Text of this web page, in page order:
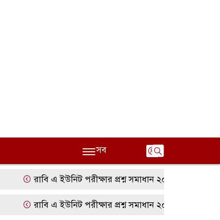
সব
রাবি এ ইউনিট পরীক্ষার প্রশ্ন সমাধান ২০২৫ | RU A Unit
রাবি এ ইউনিট পরীক্ষার প্রশ্ন সমাধান ২০২৫ | RU A Unit